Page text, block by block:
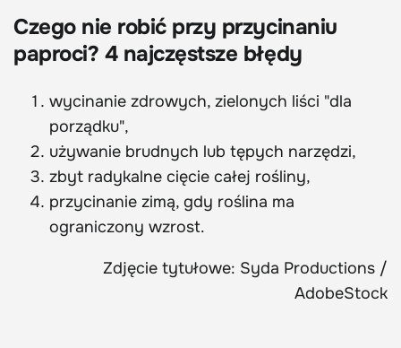
Czego nie robić przy przycinaniu
paproci? 4 najczęstsze błędy
wycinanie zdrowych, zielonych liści "dla
porządku",
używanie brudnych lub tępych narzędzi,
zbyt radykalne cięcie całej rośliny,
przycinanie zimą, gdy roślina ma
ograniczony wzrost.
Zdjęcie tytułowe: Syda Productions /
AdobeStock